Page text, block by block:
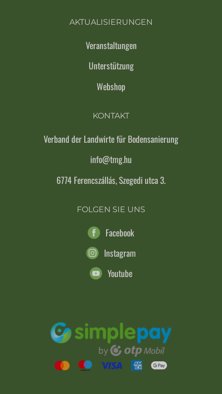
AKTUALISIERUNGEN
Veranstaltungen
Unterstützung
Webshop
KONTAKT
Verband der Landwirte für Bodensanierung
info@tmg.hu
6774 Ferencszállás, Szegedi utca 3.
FOLGEN SIE UNS
Facebook
Instagram
Youtube